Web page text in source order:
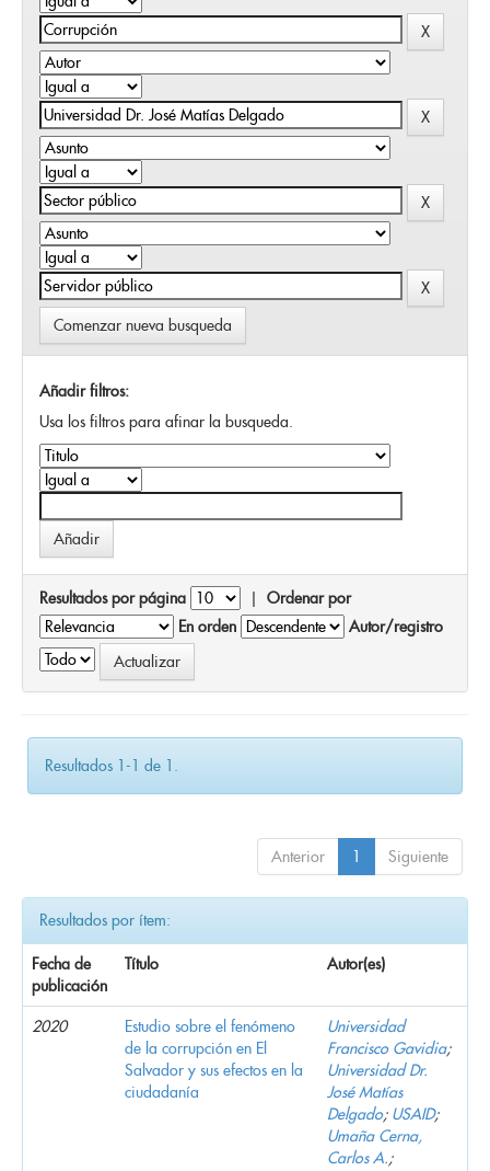
Comenzar nueva busqueda
Añadir filtros:
Usa los filtros para afinar la busqueda.
Resultados por página | Ordenar por
En orden
Autor/registro
Resultados 1-1 de 1.
Anterior 1 Siguiente
Resultados por ítem:
Fecha de
publicación
Título Autor(es)
2020
Estudio sobre el fenómeno
de la corrupción en El
Salvador y sus efectos en la
ciudadanía
Universidad
Francisco Gavidia;
Universidad Dr.
José Matías
Delgado; USAID;
Umaña Cerna,
Carlos A.;